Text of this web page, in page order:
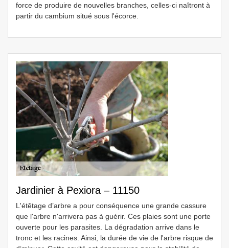
force de produire de nouvelles branches, celles-ci naîtront à
partir du cambium situé sous l'écorce.
Jardinier à Pexiora – 11150
L'étêtage d’arbre a pour conséquence une grande cassure
que l'arbre n'arrivera pas à guérir. Ces plaies sont une porte
ouverte pour les parasites. La dégradation arrive dans le
tronc et les racines. Ainsi, la durée de vie de l'arbre risque de